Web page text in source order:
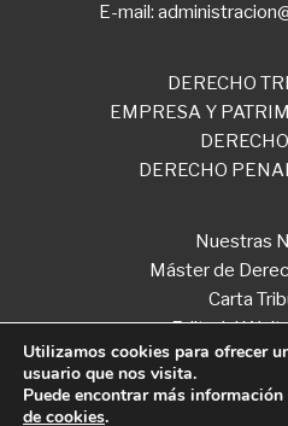
E-mail:
DERECHO
EMPRESA Y
DERECHO
Nuestras
Máster de
Carta
Editorial
Utilizamos cookies para ofrecer
usuario que nos visita.
Puede encontrar más
de cookies.